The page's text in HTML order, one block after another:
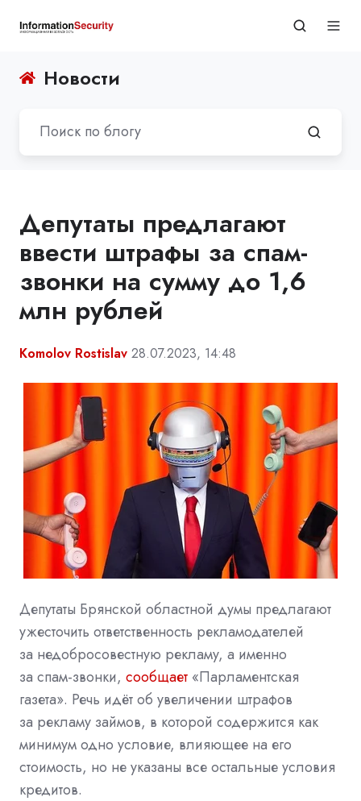
Новости
Депутаты предлагают
ввести штрафы за спам-
звонки на сумму до 1,6
млн рублей
Komolov Rostislav 28.07.2023, 14:48
Депутаты Брянской областной думы предлагают
ужесточить ответственность рекламодателей
за недобросовестную рекламу, а именно
за спам-звонки, сообщает «Парламентская
газета». Речь идёт об увеличении штрафов
за рекламу займов, в которой содержится как
минимум одно условие, влияющее на его
стоимость, но не указаны все остальные условия
кредитов.